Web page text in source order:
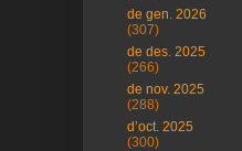
de gen. 2026
(307)
de des. 2025
(266)
de nov. 2025
(288)
d’oct. 2025
(300)